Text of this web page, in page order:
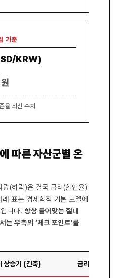
기준
KRW)
원
율 최신 수치
따른 자산군별 온
랑(하락)은 결국 금리(할인율)
표는 경제학적 기본 모델에
니다. 항상 들어맞는 절대
는 우측의 ‘체크 포인트’를
상승기 (긴축) 금리 인하기 (완